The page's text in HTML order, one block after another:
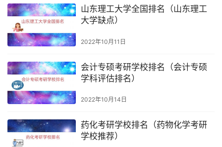
山东理工大学全国排名（山东理工
大学缺点）
2022年10月11日
会计专硕考研学校排名（会计专硕
学科评估排名）
2022年10月14日
药化考研学校排名（药物化学考研
学校推荐）